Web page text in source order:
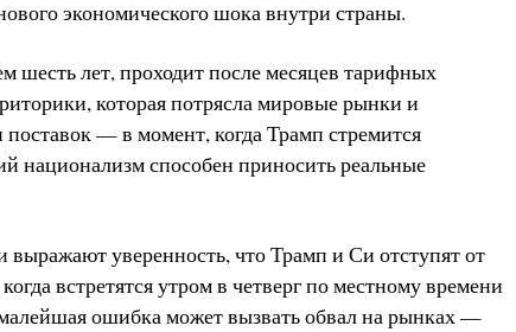
экономического шока внутри страны.
шесть лет, проходит после месяцев тарифных
которая потрясла мировые рынки и
— в момент, когда Трамп стремится
национализм способен приносить реальные
уверенность, что Трамп и Си отступят от
встретятся утром в четверг по местному времени
ошибка может вызвать обвал на рынках —